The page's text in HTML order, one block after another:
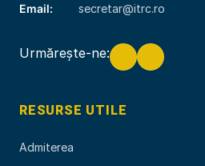
Email:
secretar@itrc.ro
Urmărește-ne:
RESURSE UTILE
Admiterea